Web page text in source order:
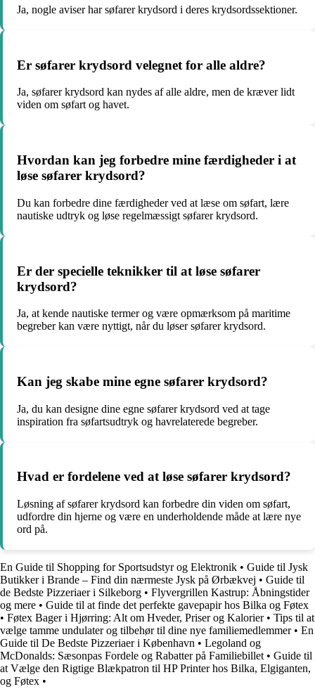
Ja, nogle aviser har søfarer krydsord i deres krydsordssektioner.
Er søfarer krydsord velegnet for alle aldre?
Ja, søfarer krydsord kan nydes af alle aldre, men de kræver lidt
viden om søfart og havet.
Hvordan kan jeg forbedre mine færdigheder i at
løse søfarer krydsord?
Du kan forbedre dine færdigheder ved at læse om søfart, lære
nautiske udtryk og løse regelmæssigt søfarer krydsord.
Er der specielle teknikker til at løse søfarer
krydsord?
Ja, at kende nautiske termer og være opmærksom på maritime
begreber kan være nyttigt, når du løser søfarer krydsord.
Kan jeg skabe mine egne søfarer krydsord?
Ja, du kan designe dine egne søfarer krydsord ved at tage
inspiration fra søfartsudtryk og havrelaterede begreber.
Hvad er fordelene ved at løse søfarer krydsord?
Løsning af søfarer krydsord kan forbedre din viden om søfart,
udfordre din hjerne og være en underholdende måde at lære nye
ord på.
En Guide til Shopping for Sportsudstyr og Elektronik • Guide til Jysk
Butikker i Brande – Find din nærmeste Jysk på Ørbækvej • Guide til
de Bedste Pizzeriaer i Silkeborg • Flyvergrillen Kastrup: Åbningstider
og mere • Guide til at finde det perfekte gavepapir hos Bilka og Føtex
• Føtex Bager i Hjørring: Alt om Hveder, Priser og Kalorier• Tips til at
vælge tamme undulater og tilbehør til dine nye familiemedlemmer• En
Guide til De Bedste Pizzeriaer i København • Legoland og
McDonalds: Sæsonpas Fordele og Rabatter på Familiebillet • Guide til
at Vælge den Rigtige Blækpatron til HP Printer hos Bilka, Elgiganten,
og Føtex •